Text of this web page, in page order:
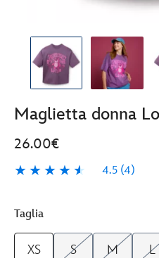
Maglietta donna
26.00€
4.5 (4)
4.5
Taglia
XS S M L